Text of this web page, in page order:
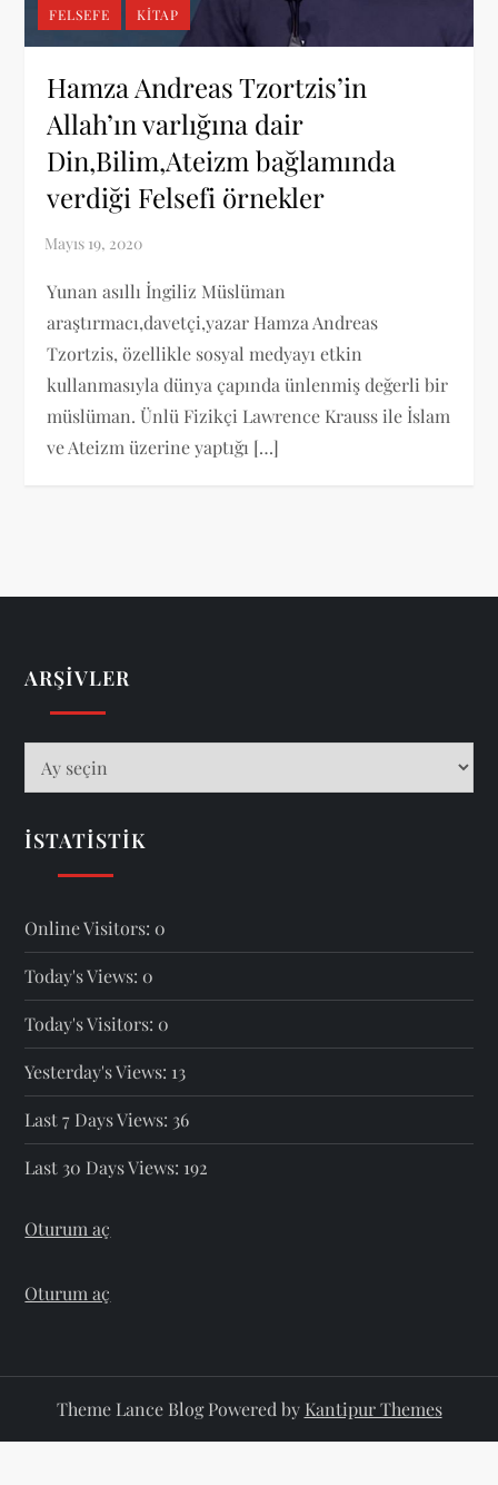
FELSEFE KITAP
Hamza Andreas Tzortzis’in
Allah’ın varlığına dair
Din,Bilim,Ateizm bağlamında
verdiği Felsefi örnekler
Yunan asıllı İngiliz Müslüman
araştırmacı,davetçi,yazar Hamza Andreas
Tzortzis, özellikle sosyal medyayı etkin
kullanmasıyla dünya çapında ünlenmiş değerli bir
müslüman. Ünlü Fizikçi Lawrence Krauss ile İslam
ve Ateizm üzerine yaptığı […]
ARŞIVLER
İSTATISTIK
Online Visitors: 0
Today's Views: 0
Today's Visitors: 0
Yesterday's Views: 13
Last 7 Days Views: 36
Last 30 Days Views: 192
Oturum aç
Oturum aç
Theme Lance Blog Powered by Kantipur Themes